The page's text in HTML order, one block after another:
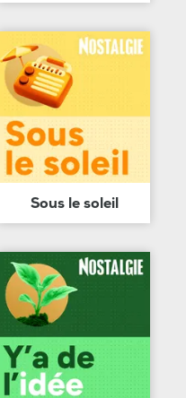
Sous le soleil